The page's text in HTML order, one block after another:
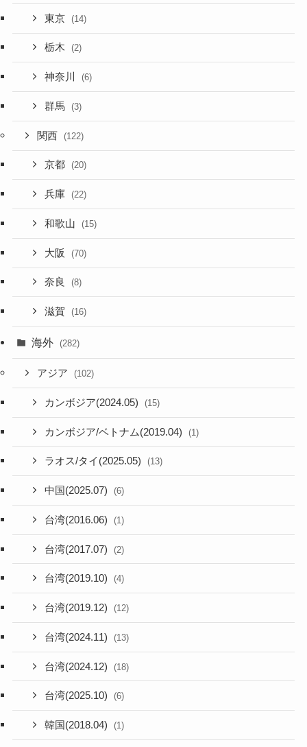
東京 (14)
栃木 (2)
神奈川 (6)
群馬 (3)
関西 (122)
京都 (20)
兵庫 (22)
和歌山 (15)
大阪 (70)
奈良 (8)
滋賀 (16)
海外 (282)
アジア (102)
カンボジア(2024.05) (15)
カンボジア/ベトナム(2019.04) (1)
ラオス/タイ(2025.05) (13)
中国(2025.07) (6)
台湾(2016.06) (1)
台湾(2017.07) (2)
台湾(2019.10) (4)
台湾(2019.12) (12)
台湾(2024.11) (13)
台湾(2024.12) (18)
台湾(2025.10) (6)
韓国(2018.04) (1)